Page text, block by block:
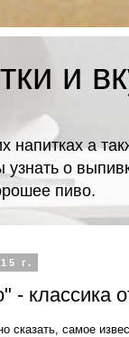
и
напитках а
о
пиво.
г.
- классика
самое